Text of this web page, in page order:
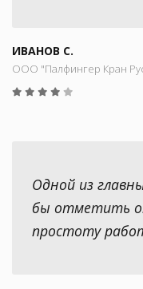
ИВАНОВ С.
ООО "Палфингер Кран
Одной из
бы отметить
простоту